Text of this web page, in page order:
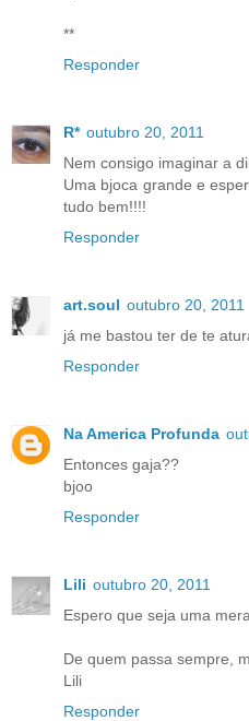
**
Responder
R* outubro 20, 2011
Nem consigo imaginar a
Uma bjoca grande e
tudo bem!!!!
Responder
art.soul outubro 20, 2011
já me bastou ter de te
Responder
Na America Profunda
Entonces gaja??
bjoo
Responder
Lili outubro 20, 2011
Espero que seja uma
De quem passa sempre,
Lili
Responder